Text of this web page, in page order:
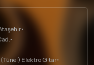
•
•
(Tünel) Elektro Gitar•